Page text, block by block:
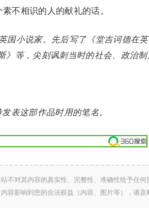
不相识的人的献礼的话。
国小说家。先后写了《堂吉诃德在
》等，尖刻讽刺当时的社会、政治
表这部作品时用的笔名。
不对其内容的真实性、完整性、准确性给予任
容影响到您的合法权益（内容、图片等），请及